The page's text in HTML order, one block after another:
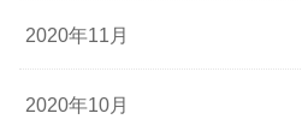
2020年11月
2020年10月